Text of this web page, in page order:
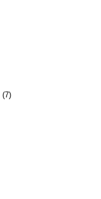
(7)